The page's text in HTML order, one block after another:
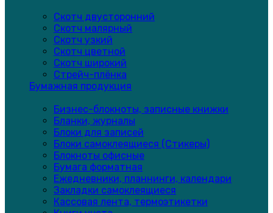
Скотч двусторонний
Скотч малярный
Скотч узкий
Скотч цветной
Скотч широкий
Стрейч-плёнка
Бумажная продукция
Бизнес-блокноты, записные книжки
Бланки, журналы
Блоки для записей
Блоки самоклеящиеся (Стикеры)
Блокноты офисные
Бумага форматная
Ежедневники, планнинги, календари
Закладки самоклеящиеся
Кассовая лента, термоэтикетки